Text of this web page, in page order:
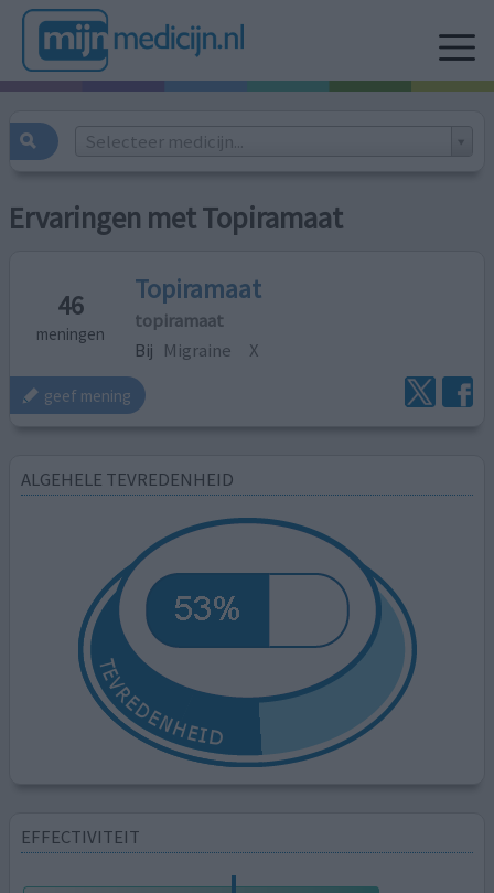
Selecteer medicijn...
Ervaringen met Topiramaat
46
meningen
Topiramaat
topiramaat
Bij Migraine X
geef mening
ALGEHELE TEVREDENHEID
EFFECTIVITEIT